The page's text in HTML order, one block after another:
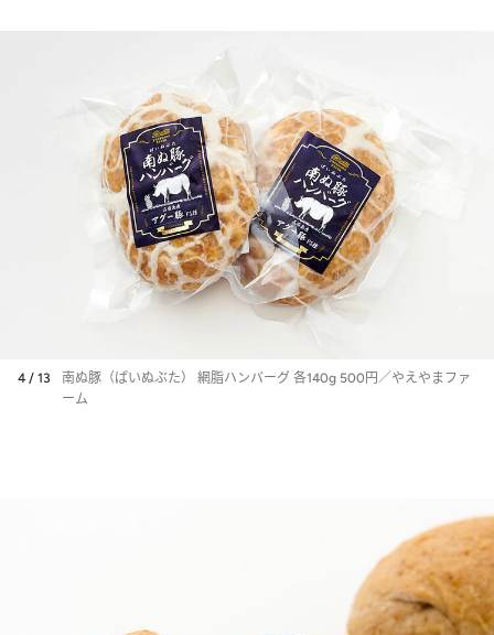
4 / 13
南ぬ豚（ぱいぬぶた） 網脂ハンバーグ 各140g 500円／やえやまファ
ーム